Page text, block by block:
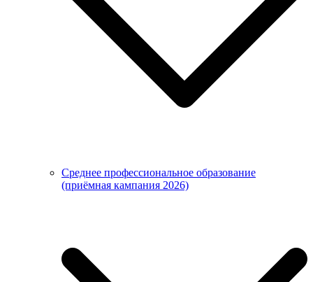
Среднее профессиональное образование
(приёмная кампания 2026)